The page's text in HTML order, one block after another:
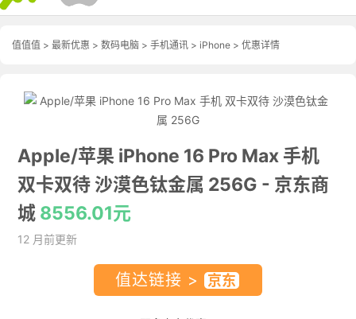
值值值 > 最新优惠 > 数码电脑 > 手机通讯 > iPhone > 优惠详情
Apple/苹果 iPhone 16 Pro Max 手机
双卡双待 沙漠色钛金属 256G - 京东商
城 8556.01元
12 月前更新
值达链接 >